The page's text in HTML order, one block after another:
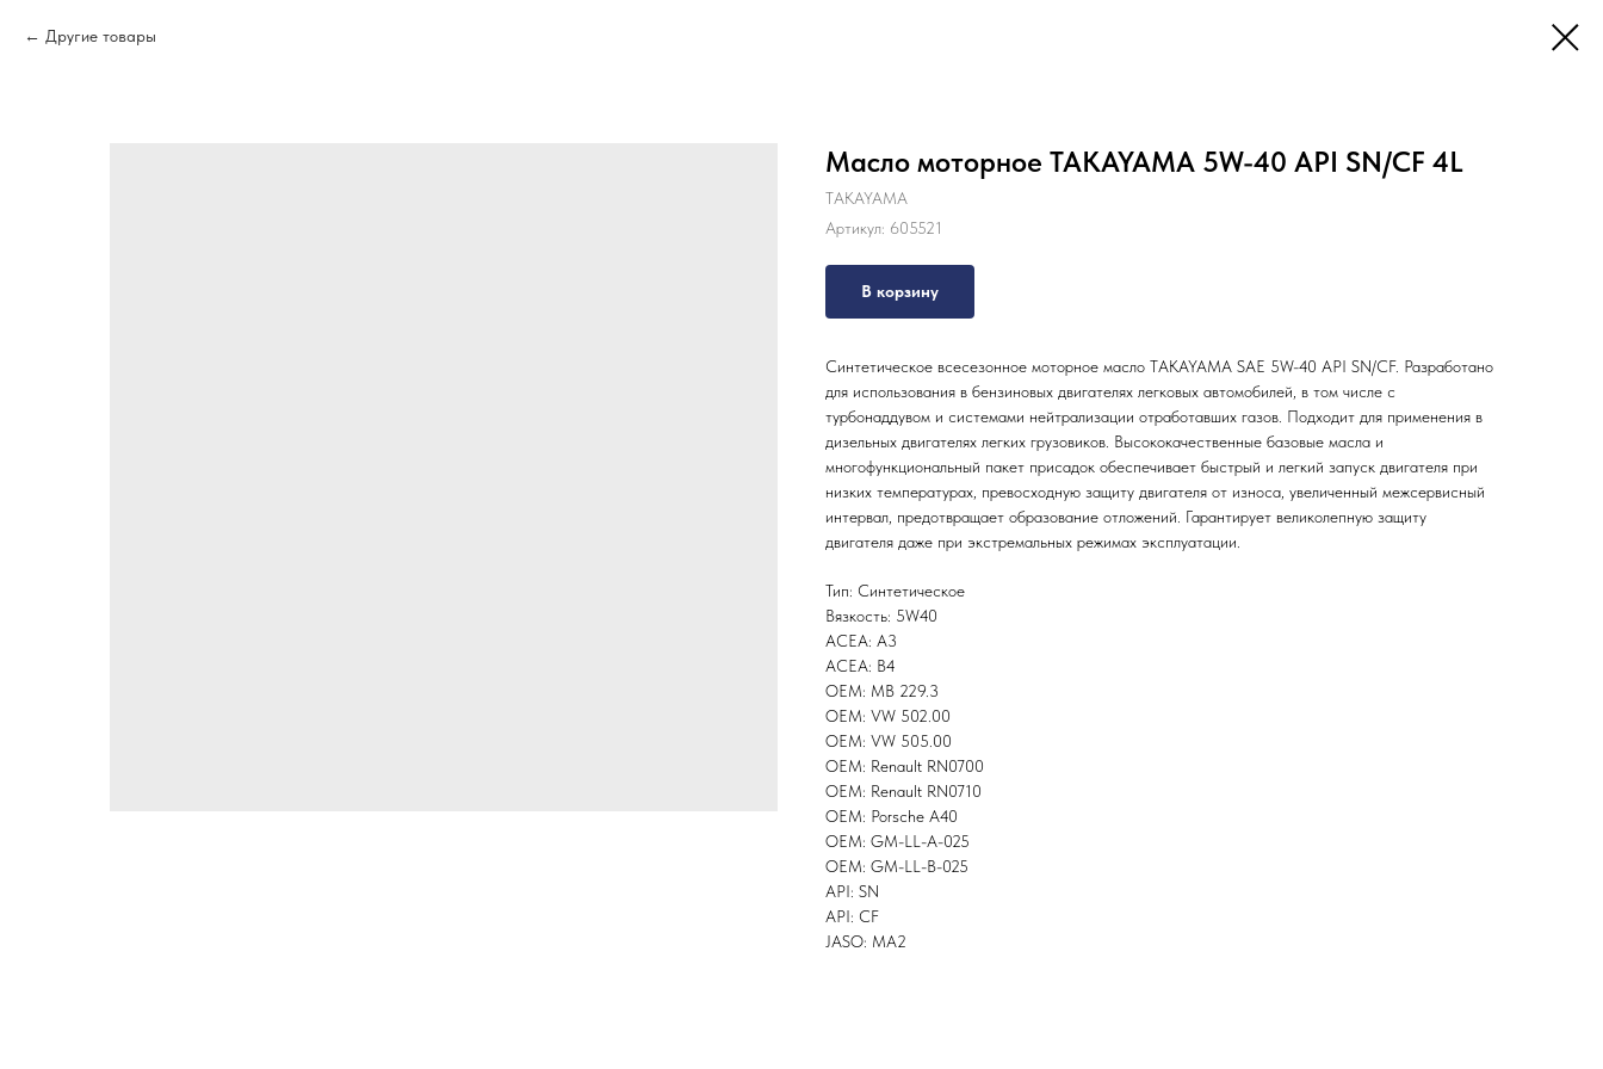
Другие товары
Масло моторное TAKAYAMA 5W-40 API SN/СF 4L
TAKAYAMA
Артикул: 605521
В корзину
Синтетическое всесезонное моторное масло TAKAYAMA SAE 5W-40 API SN/СF. Разработано
для использования в бензиновых двигателях легковых автомобилей, в том числе с
турбонаддувом и системами нейтрализации отработавших газов. Подходит для применения в
дизельных двигателях легких грузовиков. Высококачественные базовые масла и
многофункциональный пакет присадок обеспечивает быстрый и легкий запуск двигателя при
низких температурах, превосходную защиту двигателя от износа, увеличенный межсервисный
интервал, предотвращает образование отложений. Гарантирует великолепную защиту
двигателя даже при экстремальных режимах эксплуатации.
Тип: Синтетическое
Вязкость: 5W40
ACEA: A3
ACEA: B4
OEM: MB 229.3
OEM: VW 502.00
OEM: VW 505.00
OEM: Renault RN0700
OEM: Renault RN0710
OEM: Porsche A40
OEM: GM-LL-A-025
OEM: GM-LL-B-025
API: SN
API: CF
JASO: MA2